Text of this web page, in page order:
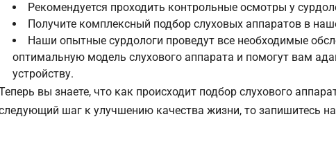
Рекомендуется проходить контрольные осмотры у
Получите комплексный подбор слуховых аппаратов в
Наши опытные сурдологи проведут все необходимые
оптимальную модель слухового аппарата и помогут вам
устройству.
вы знаете, что как происходит подбор слухового
шаг к улучшению качества жизни, то запишитесь